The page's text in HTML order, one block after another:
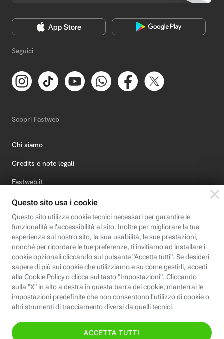
Seguici
Scopri Fastweb
Chi siamo
Credits e note legali
Fastweb.it
Formazione
Fastweb Digital Academy
STEP FuturAbility District
Insieme, siamo futuro